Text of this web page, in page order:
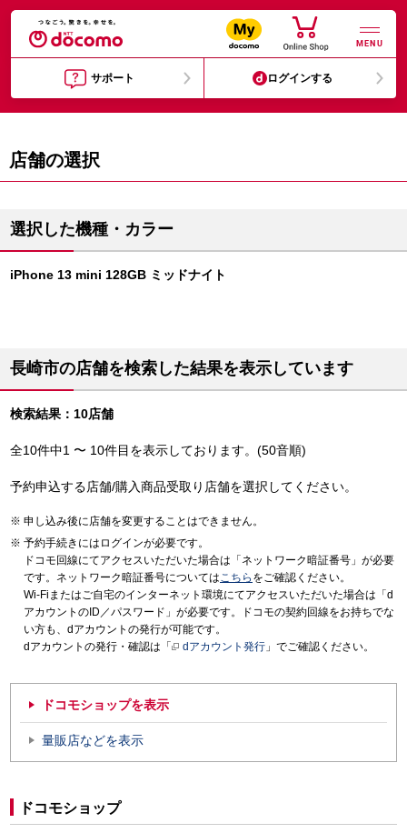
MENU
サポート ログインする
店舗の選択
選択した機種・カラー
iPhone 13 mini 128GB ミッドナイト
長崎市の店舗を検索した結果を表示しています
検索結果：10店舗
全10件中1 〜 10件目を表示しております。(50音順)
予約申込する店舗/購入商品受取り店舗を選択してください。
申し込み後に店舗を変更することはできません。
予約手続きにはログインが必要です。
ドコモ回線にてアクセスいただいた場合は「ネットワーク暗証番号」が必要
です。ネットワーク暗証番号についてはこちら をご確認ください。
Wi-Fiまたはご自宅のインターネット環境にてアクセスいただいた場合は「d
アカウントのID／パスワード」が必要です。ドコモの契約回線をお持ちでな
い方も、dアカウントの発行が可能です。
dアカウントの発行・確認は「
dアカウント発行 」でご確認ください。
ドコモショップを表示
量販店などを表示
ドコモショップ